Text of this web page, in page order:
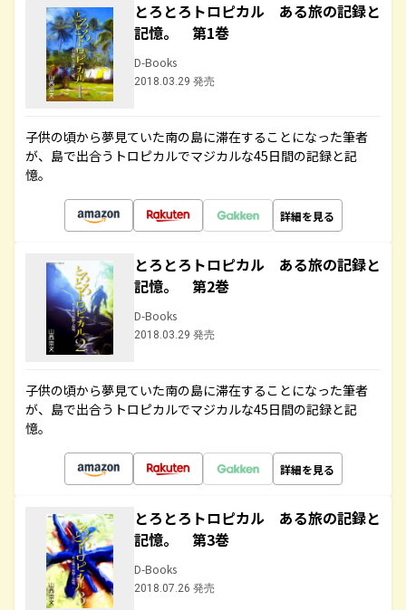
とろとろトロピカル ある旅の記録と
記憶。 第1巻
D-Books
2018.03.29 発売
子供の頃から夢見ていた南の島に滞在することになった筆者
が、島で出合うトロピカルでマジカルな45日間の記録と記
憶。
詳細を見る
とろとろトロピカル ある旅の記録と
記憶。 第2巻
D-Books
2018.03.29 発売
子供の頃から夢見ていた南の島に滞在することになった筆者
が、島で出合うトロピカルでマジカルな45日間の記録と記
憶。
詳細を見る
とろとろトロピカル ある旅の記録と
記憶。 第3巻
D-Books
2018.07.26 発売